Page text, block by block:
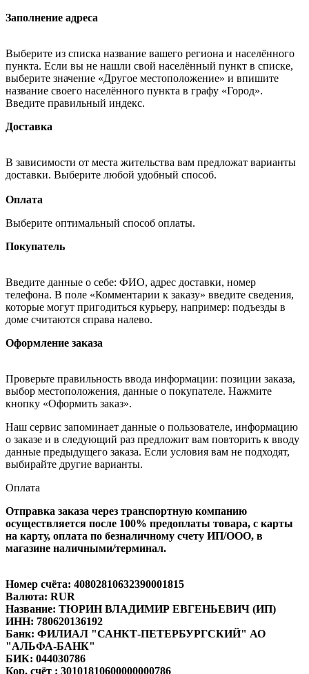
Заполнение адреса
Выберите из списка название вашего региона и населённого
пункта. Если вы не нашли свой населённый пункт в списке,
выберите значение «Другое местоположение» и впишите
название своего населённого пункта в графу «Город».
Введите правильный индекс.
Доставка
В зависимости от места жительства вам предложат варианты
доставки. Выберите любой удобный способ.
Оплата
Выберите оптимальный способ оплаты.
Покупатель
Введите данные о себе: ФИО, адрес доставки, номер
телефона. В поле «Комментарии к заказу» введите сведения,
которые могут пригодиться курьеру, например: подъезды в
доме считаются справа налево.
Оформление заказа
Проверьте правильность ввода информации: позиции заказа,
выбор местоположения, данные о покупателе. Нажмите
кнопку «Оформить заказ».
Наш сервис запоминает данные о пользователе, информацию
о заказе и в следующий раз предложит вам повторить к вводу
данные предыдущего заказа. Если условия вам не подходят,
выбирайте другие варианты.
Оплата
Отправка заказа через транспортную компанию
осуществляется после 100% предоплаты товара, с карты
на карту, оплата по безналичному счету ИП/ООО, в
магазине наличными/терминал.
Номер счёта: 40802810632390001815
Валюта: RUR
Название: ТЮРИН ВЛАДИМИР ЕВГЕНЬЕВИЧ (ИП)
ИНН: 780620136192
Банк: ФИЛИАЛ "САНКТ-ПЕТЕРБУРГСКИЙ" АО
"АЛЬФА-БАНК"
БИК: 044030786
Кор. счёт : 30101810600000000786